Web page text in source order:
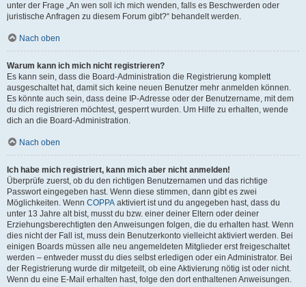
unter der Frage „An wen soll ich mich wenden, falls es Beschwerden oder
juristische Anfragen zu diesem Forum gibt?“ behandelt werden.
Nach oben
Warum kann ich mich nicht registrieren?
Es kann sein, dass die Board-Administration die Registrierung komplett
ausgeschaltet hat, damit sich keine neuen Benutzer mehr anmelden können.
Es könnte auch sein, dass deine IP-Adresse oder der Benutzername, mit dem
du dich registrieren möchtest, gesperrt wurden. Um Hilfe zu erhalten, wende
dich an die Board-Administration.
Nach oben
Ich habe mich registriert, kann mich aber nicht anmelden!
Überprüfe zuerst, ob du den richtigen Benutzernamen und das richtige
Passwort eingegeben hast. Wenn diese stimmen, dann gibt es zwei
Möglichkeiten. Wenn COPPA aktiviert ist und du angegeben hast, dass du
unter 13 Jahre alt bist, musst du bzw. einer deiner Eltern oder deiner
Erziehungsberechtigten den Anweisungen folgen, die du erhalten hast. Wenn
dies nicht der Fall ist, muss dein Benutzerkonto vielleicht aktiviert werden. Bei
einigen Boards müssen alle neu angemeldeten Mitglieder erst freigeschaltet
werden – entweder musst du dies selbst erledigen oder ein Administrator. Bei
der Registrierung wurde dir mitgeteilt, ob eine Aktivierung nötig ist oder nicht.
Wenn du eine E-Mail erhalten hast, folge den dort enthaltenen Anweisungen.